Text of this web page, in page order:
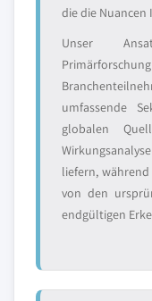
die die Nuancen
Unser
umfassende
globalen
liefern,
von den
endgültigen